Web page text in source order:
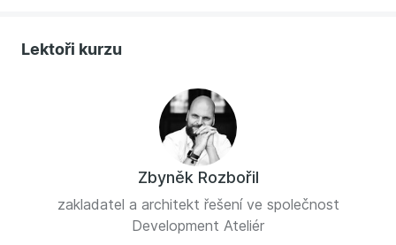
Lektoři kurzu
Zbyněk Rozbořil
zakladatel a architekt řešení ve společnost
Development Ateliér